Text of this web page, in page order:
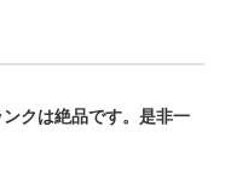
クは絶品です。是非一